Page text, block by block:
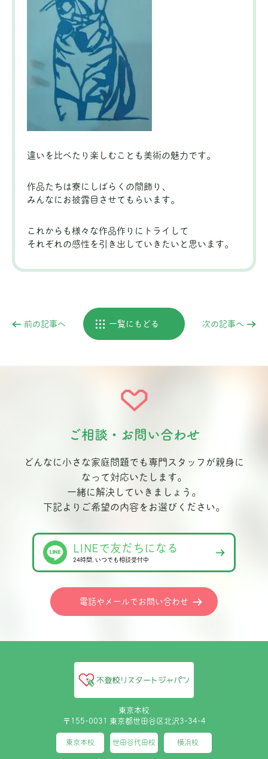
違いを比べたり楽しむことも美術の魅力です。
作品たちは寮にしばらくの間飾り、
みんなにお披露目させてもらいます。
これからも様々な作品作りにトライして
それぞれの感性を引き出していきたいと思います。
前の記事へ 一覧にもどる 次の記事へ
ご相談・お問い合わせ
どんなに小さな家庭問題でも専門スタッフが親身に
なって対応いたします。
一緒に解決していきましょう。
下記よりご希望の内容をお選びください。
LINEで友だちになる
24時間､いつでも相談受付中
電話やメールでお問い合わせ
東京本校
〒155-0031 東京都世田谷区北沢3-34-4
東京本校 世田谷代田校 横浜校